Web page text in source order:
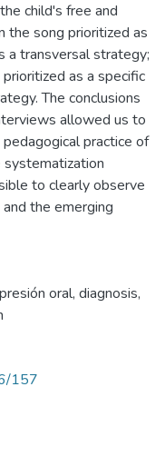
child's free and
the song prioritized as
a transversal strategy;
as a specific
The conclusions
allowed us to
practice of
systematization
to clearly observe
the emerging
oral, diagnosis,
157